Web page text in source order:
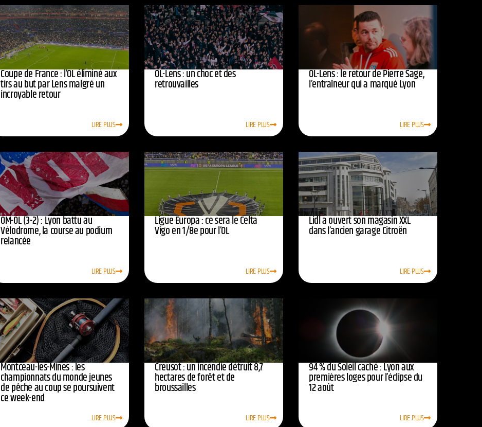
Coupe de France : l’OL éliminé aux
tirs au but par Lens malgré un
incroyable retour
LIRE PLUS
OL-Lens : un choc et des
retrouvailles
LIRE PLUS
OL-Lens : le retour de Pierre Sage,
l’entraîneur qui a marqué Lyon
LIRE PLUS
OM-OL (3-2) : Lyon battu au
Vélodrome, la course au podium
relancée
LIRE PLUS
Ligue Europa : ce sera le Celta
Vigo en 1/8e pour l’OL
LIRE PLUS
Lidl a ouvert son magasin XXL
dans l’ancien garage Citroën
LIRE PLUS
Montceau-les-Mines : les
championnats du monde jeunes
de pêche au coup se poursuivent
ce week-end
LIRE PLUS
Creusot : un incendie détruit 8,7
hectares de forêt et de
broussailles
LIRE PLUS
94 % du Soleil caché : Lyon aux
premières loges pour l’éclipse du
12 août
LIRE PLUS